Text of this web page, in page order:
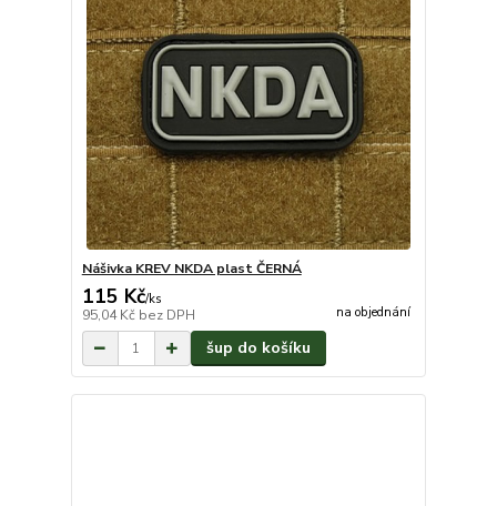
Nášivka KREV NKDA plast ČERNÁ
115 Kč/ks
95,04 Kč bez DPH na objednání
šup do košíku